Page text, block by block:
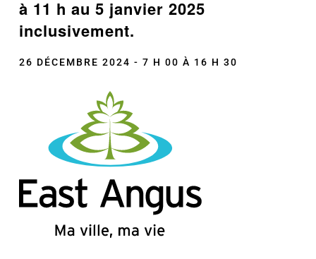
à 11 h au 5 janvier 2025
inclusivement.
26 DÉCEMBRE 2024 - 7 H 00 À 16 H 30